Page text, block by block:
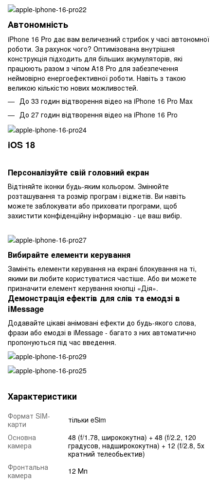
Автономність
iPhone 16 Pro дає вам величезний стрибок у часі автономної
роботи. За рахунок чого? Оптимізована внутрішня
конструкція підходить для більших акумуляторів, які
працюють разом з чіпом A18 Pro для забезпечення
неймовірно енергоефективної роботи. Навіть з такою
великою кількістю нових можливостей.
До 33 годин відтворення відео на iPhone 16 Pro Max
До 27 годин відтворення відео на iPhone 16 Pro
iOS 18
Персоналізуйте свій головний екран
Відтіняйте іконки будь-яким кольором. Змінюйте
розташування та розмір програм і віджетів. Ви навіть
можете заблокувати або приховати програми, щоб
захистити конфіденційну інформацію - це ваш вибір.
Вибирайте елементи керування
Замініть елементи керування на екрані блокування на ті,
якими ви любите користуватися частіше. Або ви можете
призначити елемент керування кнопці «Дія».
Демонстрація ефектів для слів та емодзі в
iMessage
Додавайте цікаві анімовані ефекти до будь-якого слова,
фрази або емодзі в iMessage - багато з них автоматично
пропонуються під час введення.
Характеристики
Формат SIM-
карти
тільки eSim
Основна
камера
48 (f/1.78, ширококутна) + 48 (f/2.2, 120
градусов, надширококутна) + 12 (f/2.8, 5х
кратний телеобьектив)
Фронтальна
камера
12 Мп